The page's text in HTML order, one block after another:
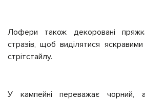
Лофери також декоровані
стразів, щоб виділятися
стрітстайлу.
У кампейні переважає чорний,